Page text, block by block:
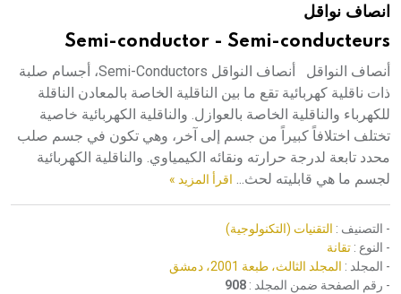
هيئة الموسوعة العربية تطلق موسوعات جديدة في عام 2026انصاف نواقل
Semi-conductor - Semi-conducteurs
أنصاف النواقل أنصاف النواقل Semi-Conductors، أجسام صلبة
ذات ناقلية كهربائية تقع ما بين الناقلية الخاصة بالمعادن الناقلة
للكهرباء والناقلية الخاصة بالعوازل. والناقلية الكهربائية خاصية
تختلف اختلافاً كبيراً من جسم إلى آخر، وهي تكون في جسم صلب
محدد تابعة لدرجة حرارته ونقائه الكيمياوي. والناقلية الكهربائية
لجسم ما هي قابليته لحث... اقرأ المزيد »
- التصنيف : التقنيات (التكنولوجية)
- النوع : تقانة
- المجلد : المجلد الثالث، طبعة 2001، دمشق
- رقم الصفحة ضمن المجلد : 908